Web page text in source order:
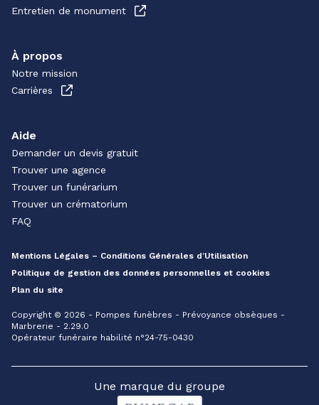
Entretien de monument
À propos
Notre mission
Carrières
Aide
Demander un devis gratuit
Trouver une agence
Trouver un funérarium
Trouver un crématorium
FAQ
Mentions Légales – Conditions Générales d’Utilisation
Politique de gestion des données personnelles et cookies
Plan du site
Copyright © 2026 - Pompes funèbres - Prévoyance obsèques -
Marbrerie - 2.29.0
Opérateur funéraire habilité n°24-75-0430
Une marque du groupe